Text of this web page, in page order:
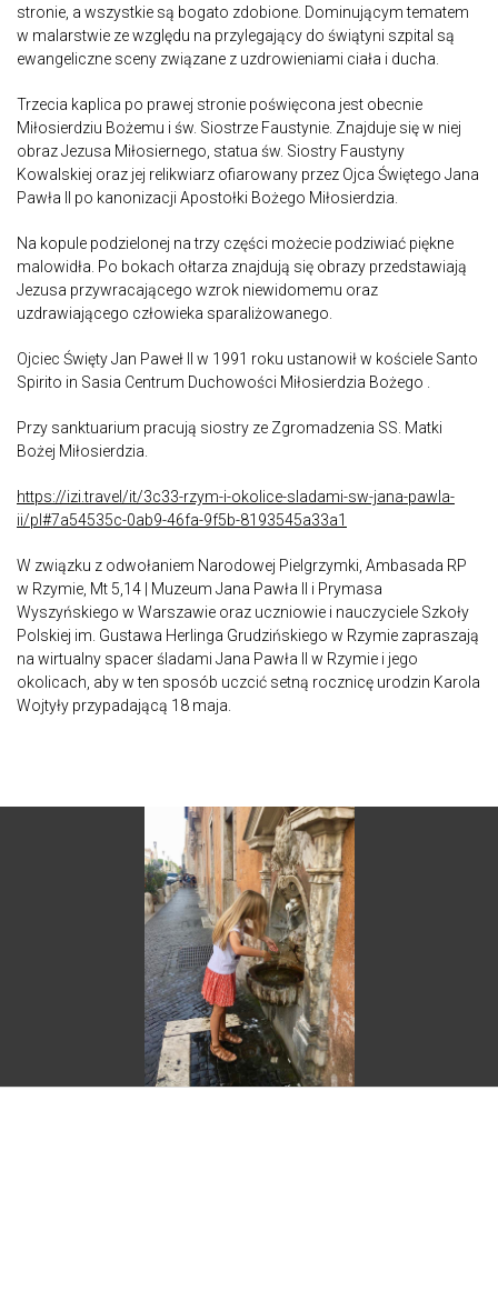
stronie, a wszystkie są bogato zdobione. Dominującym tematem
w malarstwie ze względu na przylegający do świątyni szpital są
ewangeliczne sceny związane z uzdrowieniami ciała i ducha.
Trzecia kaplica po prawej stronie poświęcona jest obecnie
Miłosierdziu Bożemu i św. Siostrze Faustynie. Znajduje się w niej
obraz Jezusa Miłosiernego, statua św. Siostry Faustyny
Kowalskiej oraz jej relikwiarz ofiarowany przez Ojca Świętego Jana
Pawła II po kanonizacji Apostołki Bożego Miłosierdzia.
Na kopule podzielonej na trzy części możecie podziwiać piękne
malowidła. Po bokach ołtarza znajdują się obrazy przedstawiają
Jezusa przywracającego wzrok niewidomemu oraz
uzdrawiającego człowieka sparaliżowanego.
Ojciec Święty Jan Paweł II w 1991 roku ustanowił w kościele Santo
Spirito in Sasia Centrum Duchowości Miłosierdzia Bożego .
Przy sanktuarium pracują siostry ze Zgromadzenia SS. Matki
Bożej Miłosierdzia.
https://izi.travel/it/3c33-rzym-i-okolice-sladami-sw-jana-pawla-
ii/pl#7a54535c-0ab9-46fa-9f5b-8193545a33a1
W związku z odwołaniem Narodowej Pielgrzymki, Ambasada RP
w Rzymie, Mt 5,14 | Muzeum Jana Pawła II i Prymasa
Wyszyńskiego w Warszawie oraz uczniowie i nauczyciele Szkoły
Polskiej im. Gustawa Herlinga Grudzińskiego w Rzymie zapraszają
na wirtualny spacer śladami Jana Pawła II w Rzymie i jego
okolicach, aby w ten sposób uczcić setną rocznicę urodzin Karola
Wojtyły przypadającą 18 maja.